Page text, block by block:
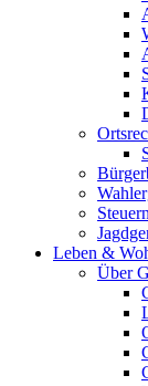
Leben &
Über